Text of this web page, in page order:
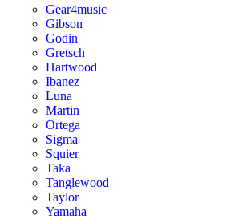
Gear4music
Gibson
Godin
Gretsch
Hartwood
Ibanez
Luna
Martin
Ortega
Sigma
Squier
Taka
Tanglewood
Taylor
Yamaha